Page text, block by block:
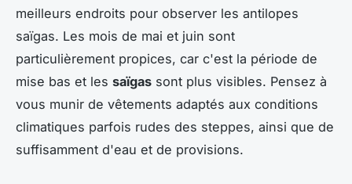
meilleurs endroits pour observer les antilopes
saïgas. Les mois de mai et juin sont
particulièrement propices, car c'est la période de
mise bas et les saïgas sont plus visibles. Pensez à
vous munir de vêtements adaptés aux conditions
climatiques parfois rudes des steppes, ainsi que de
suffisamment d'eau et de provisions.